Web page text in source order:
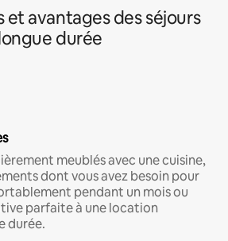
et avantages des séjours
durée
meublés avec une cuisine,
dont vous avez besoin pour
pendant un mois ou
parfaite à une location
durée.